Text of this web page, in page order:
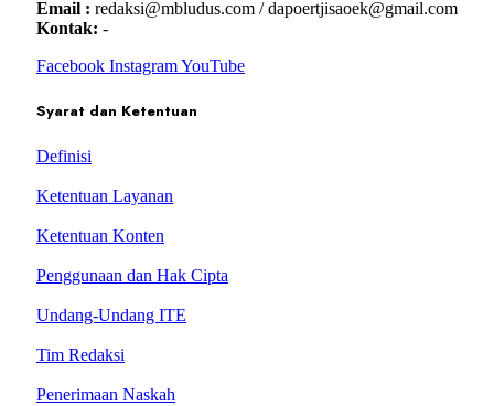
Email : redaksi@mbludus.com / dapoertjisaoek@gmail.com
Kontak: -
Facebook InstagramYouTube
Syarat dan Ketentuan
Definisi
Ketentuan Layanan
Ketentuan Konten
Penggunaan dan Hak Cipta
Undang-Undang ITE
Tim Redaksi
Penerimaan Naskah